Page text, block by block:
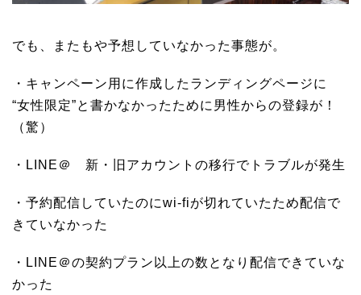
でも、またもや予想していなかった事態が。
・キャンペーン用に作成したランディングページに
“女性限定”と書かなかったために男性からの登録が！
（驚）
・LINE＠ 新・旧アカウントの移行でトラブルが発生
・予約配信していたのにwi-fiが切れていたため配信で
きていなかった
・LINE＠の契約プラン以上の数となり配信できていな
かった